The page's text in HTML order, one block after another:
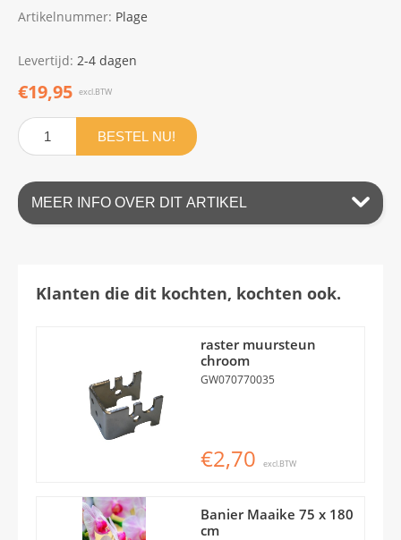
Artikelnummer: Plage
Levertijd: 2-4 dagen
€19,95 excl.BTW
BESTEL NU!
MEER INFO OVER DIT ARTIKEL
Klanten die dit kochten, kochten ook.
raster muursteun
chroom
GW070770035
€2,70 excl.BTW
Banier Maaike 75 x 180
cm